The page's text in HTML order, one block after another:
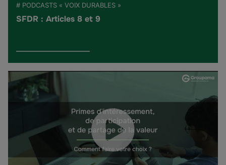
# PODCASTS « VOIX DURABLES »
SFDR : Articles 8 et 9